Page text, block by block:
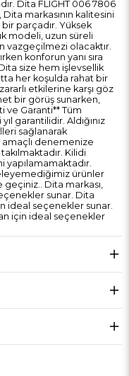
Dita FLIGHT 006 7806
markasının kalitesini
parçadır. Yüksek
modeli, uzun süreli
vazgeçilmezi olacaktır.
konforun yanı sıra
size hem işlevsellik
her koşulda rahat bir
etkilerine karşı göz
bir görüş sunarken,
ve Garanti** Tüm
garantilidir. Aldığınız
sağlanarak
denemenize
Kilidi
yapılamamaktadır.
ürünler
Dita markası,
sunar. Dita
ideal seçenekler sunar.
için ideal seçenekler